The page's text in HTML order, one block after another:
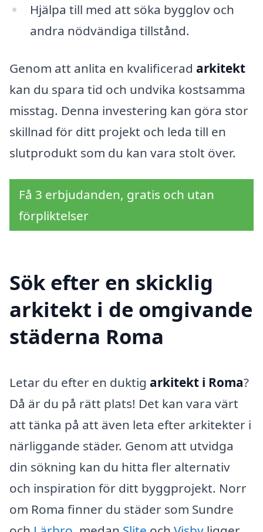
Hjälpa till med att söka bygglov och
andra nödvändiga tillstånd.
Genom att anlita en kvalificerad arkitekt
kan du spara tid och undvika kostsamma
misstag. Denna investering kan göra stor
skillnad för ditt projekt och leda till en
slutprodukt som du kan vara stolt över.
Få 3 erbjudanden, gratis och utan
förpliktelser
Sök efter en skicklig
arkitekt i de omgivande
städerna Roma
Letar du efter en duktig arkitekt i Roma?
Då är du på rätt plats! Det kan vara värt
att tänka på att även leta efter arkitekter i
närliggande städer. Genom att utvidga
din sökning kan du hitta fler alternativ
och inspiration för ditt byggprojekt. Norr
om Roma finner du städer som Sundre